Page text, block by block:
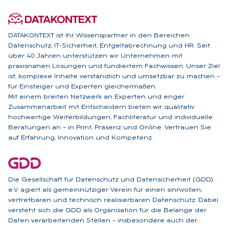
DATAKONTEXT ist Ihr Wissenspartner in den Bereichen
Datenschutz, IT-Sicherheit, Entgeltabrechnung und HR. Seit
über 40 Jahren unterstützen wir Unternehmen mit
praxisnahen Lösungen und fundiertem Fachwissen. Unser Ziel
ist, komplexe Inhalte verständlich und umsetzbar zu machen –
für Einsteiger und Experten gleichermaßen.
Mit einem breiten Netzwerk an Experten und enger
Zusammenarbeit mit Entscheidern bieten wir qualitativ
hochwertige Weiterbildungen, Fachliteratur und individuelle
Beratungen an – in Print, Präsenz und Online. Vertrauen Sie
auf Erfahrung, Innovation und Kompetenz.
Die Gesellschaft für Datenschutz und Datensicherheit (GDD)
e.V. agiert als gemeinnütziger Verein für einen sinnvollen,
vertretbaren und technisch realisierbaren Datenschutz. Dabei
versteht sich die GDD als Organisation für die Belange der
Daten verarbeitenden Stellen – insbesondere auch der